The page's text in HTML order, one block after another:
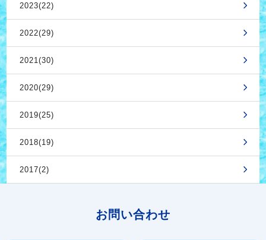
2023(22)
2022(29)
2021(30)
2020(29)
2019(25)
2018(19)
2017(2)
お問い合わせ